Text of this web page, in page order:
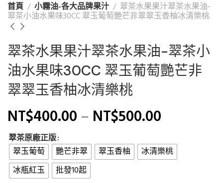
首頁 小霧油-各大品牌果汁 翠茶水果果汁翠茶水果油-
翠茶小油水果味30CC 翠玉葡萄艷芒非翠翠玉香柚冰清樂桃
翠茶水果果汁翠茶水果油-翠茶小
油水果味30CC 翠玉葡萄艷芒非
翠翠玉香柚冰清樂桃
NT$400.00 – NT$500.00
翠茶原廠正版
翠玉葡萄
艷芒非翠 翠玉香柚
冰清樂桃
冰瓶紅玉
批發10起